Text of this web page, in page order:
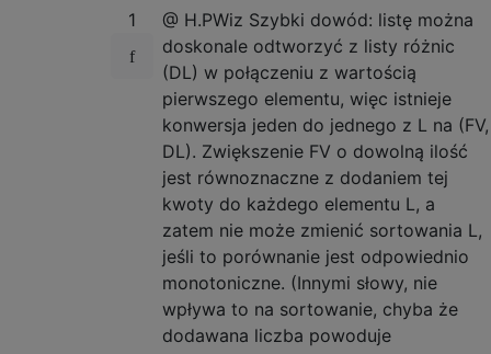
1
@ H.PWiz Szybki dowód: listę można
doskonale odtworzyć z listy różnic
(DL) w połączeniu z wartością
pierwszego elementu, więc istnieje
konwersja jeden do jednego z L na (FV,
DL). Zwiększenie FV o dowolną ilość
jest równoznaczne z dodaniem tej
kwoty do każdego elementu L, a
zatem nie może zmienić sortowania L,
jeśli to porównanie jest odpowiednio
monotoniczne. (Innymi słowy, nie
wpływa to na sortowanie, chyba że
dodawana liczba powoduje